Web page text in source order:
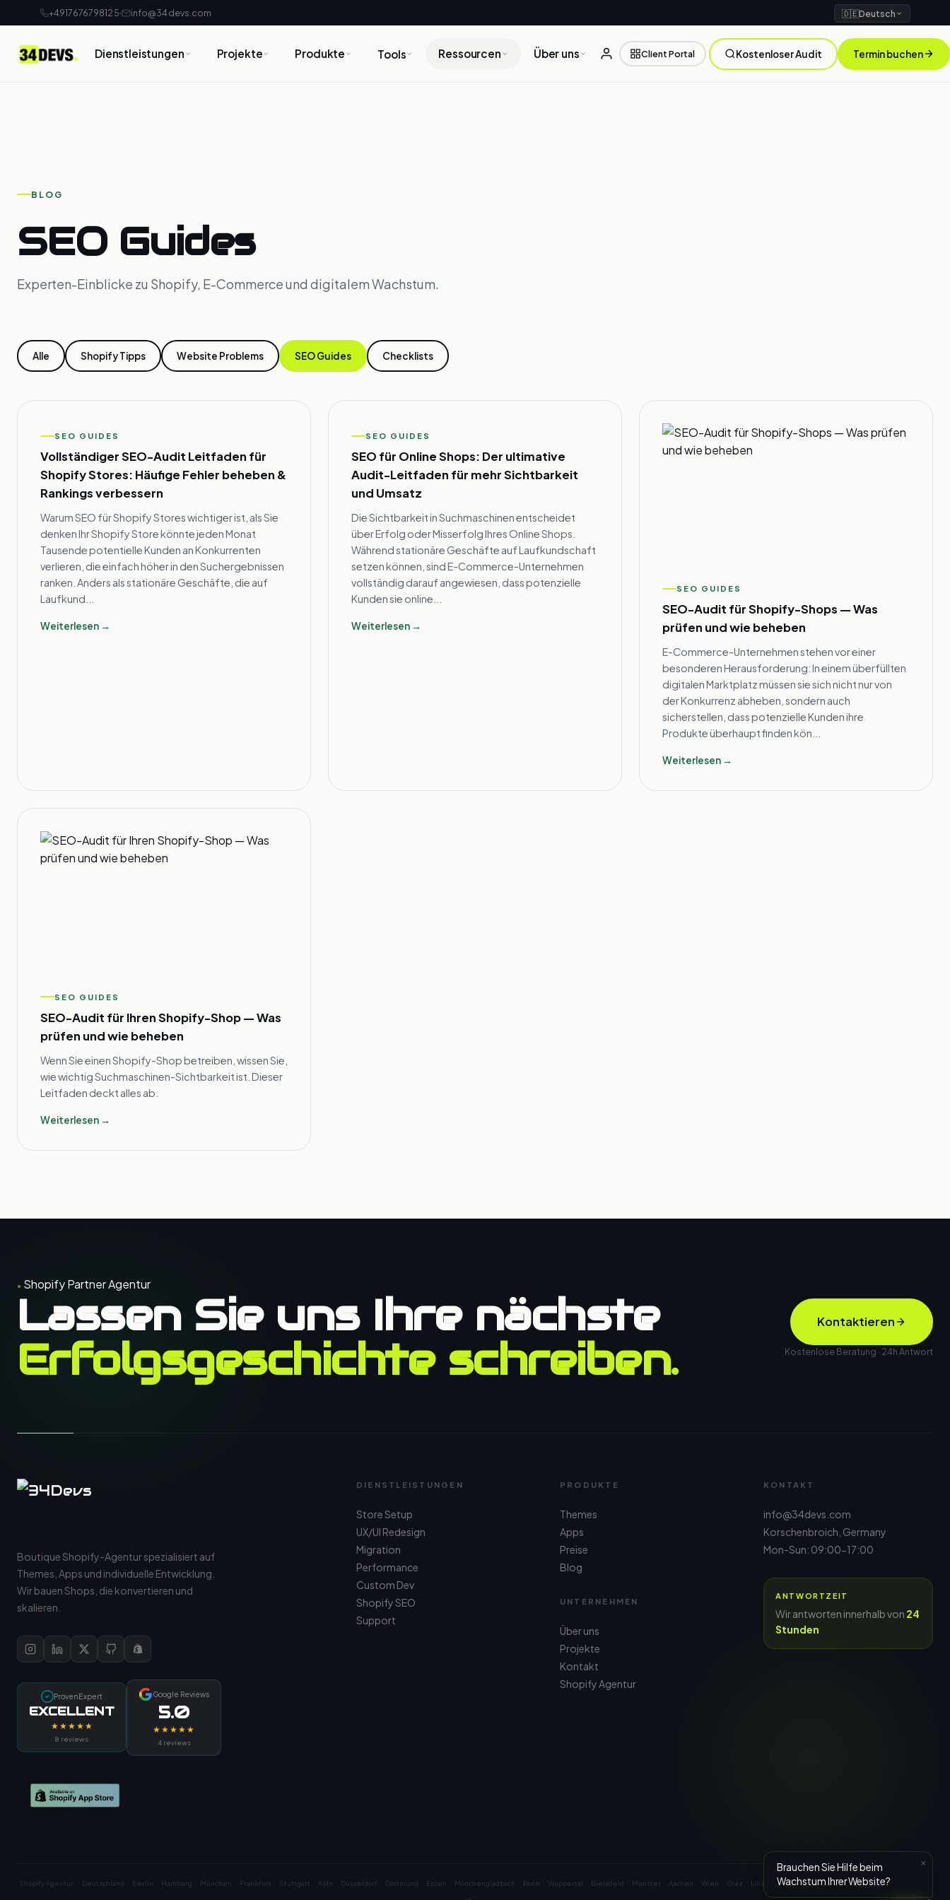
+4917676798125 info@34devs.com 🇩🇪Deutsch
Dienstleistungen Projekte Produkte Tools Ressourcen Über uns Client Portal Kostenloser Audit Termin buchen
BLOG
SEO Guides
Experten-Einblicke zu Shopify, E-Commerce und digitalem Wachstum.
Alle Shopify Tipps Website Problems SEO Guides Checklists
SEO GUIDES
Vollständiger SEO-Audit Leitfaden für
Shopify Stores: Häufige Fehler beheben &
Rankings verbessern
Warum SEO für Shopify Stores wichtiger ist, als Sie
denken Ihr Shopify Store könnte jeden Monat
Tausende potentielle Kunden an Konkurrenten
verlieren, die einfach höher in den Suchergebnissen
ranken. Anders als stationäre Geschäfte, die auf
Laufkund...
Weiterlesen →
SEO GUIDES
SEO für Online Shops: Der ultimative
Audit-Leitfaden für mehr Sichtbarkeit
und Umsatz
Die Sichtbarkeit in Suchmaschinen entscheidet
über Erfolg oder Misserfolg Ihres Online Shops.
Während stationäre Geschäfte auf Laufkundschaft
setzen können, sind E-Commerce-Unternehmen
vollständig darauf angewiesen, dass potenzielle
Kunden sie online...
Weiterlesen →
SEO GUIDES
SEO-Audit für Shopify-Shops — Was
prüfen und wie beheben
E-Commerce-Unternehmen stehen vor einer
besonderen Herausforderung: In einem überfüllten
digitalen Marktplatz müssen sie sich nicht nur von
der Konkurrenz abheben, sondern auch
sicherstellen, dass potenzielle Kunden ihre
Produkte überhaupt finden kön...
Weiterlesen →
SEO GUIDES
SEO-Audit für Ihren Shopify-Shop — Was
prüfen und wie beheben
Wenn Sie einen Shopify-Shop betreiben, wissen Sie,
wie wichtig Suchmaschinen-Sichtbarkeit ist. Dieser
Leitfaden deckt alles ab.
Weiterlesen →
Shopify Partner Agentur
Lassen Sie uns Ihre nächste
Erfolgsgeschichte schreiben.
Kontaktieren
Kostenlose Beratung · 24h Antwort
Boutique Shopify-Agentur spezialisiert auf
Themes, Apps und individuelle Entwicklung.
Wir bauen Shops, die konvertieren und
skalieren.
ProvenExpert
EXCELLENT
★★★★★
8 reviews
Google Reviews
5.0
★★★★★
4 reviews
DIENSTLEISTUNGEN
Store Setup
UX/UI Redesign
Migration
Performance
Custom Dev
Shopify SEO
Support
PRODUKTE
Themes
Apps
Preise
Blog
UNTERNEHMEN
Über uns
Projekte
Kontakt
Shopify Agentur
KONTAKT
info@34devs.com
Korschenbroich, Germany
Mon-Sun: 09:00-17:00
ANTWORTZEIT
Wir antworten innerhalb von 24
Stunden
Shopify Agentur: Deutschland Berlin Hamburg München Frankfurt Stuttgart Köln Düsseldorf Dortmund Essen Mönchengladbach Bonn Wuppertal Bielefeld Münster Aachen Wien Graz Linz Salzburg · Innsbruck · Zürich · Genf
×
Brauchen Sie Hilfe beim
Wachstum Ihrer Website?